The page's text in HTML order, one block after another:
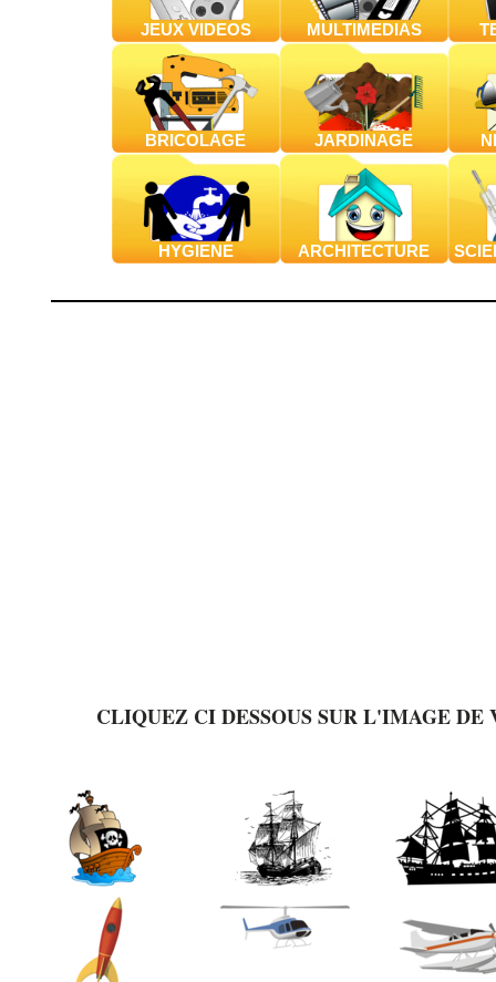
JEUX VIDEOS MULTIMEDIAS
BRICOLAGE JARDINAGE
HYGIENE ARCHITECTURE
CLIQUEZ CI DESSOUS SUR L'IMAGE DE